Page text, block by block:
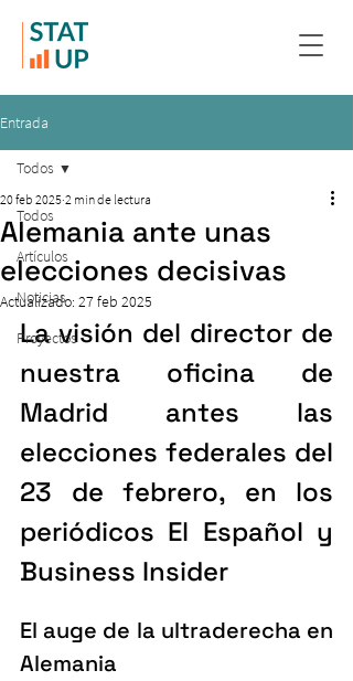
Entrada
Todos
Artículos
Noticias
Proyectos
Todos
Alemania ante unas
elecciones decisivas
20 feb 2025 2 min de lectura
Actualizado: 27 feb 2025
La visión del director de
nuestra oficina de
Madrid antes las
elecciones federales del
23 de febrero, en los
periódicos El Español y
Business Insider
El auge de la ultraderecha en
Alemania